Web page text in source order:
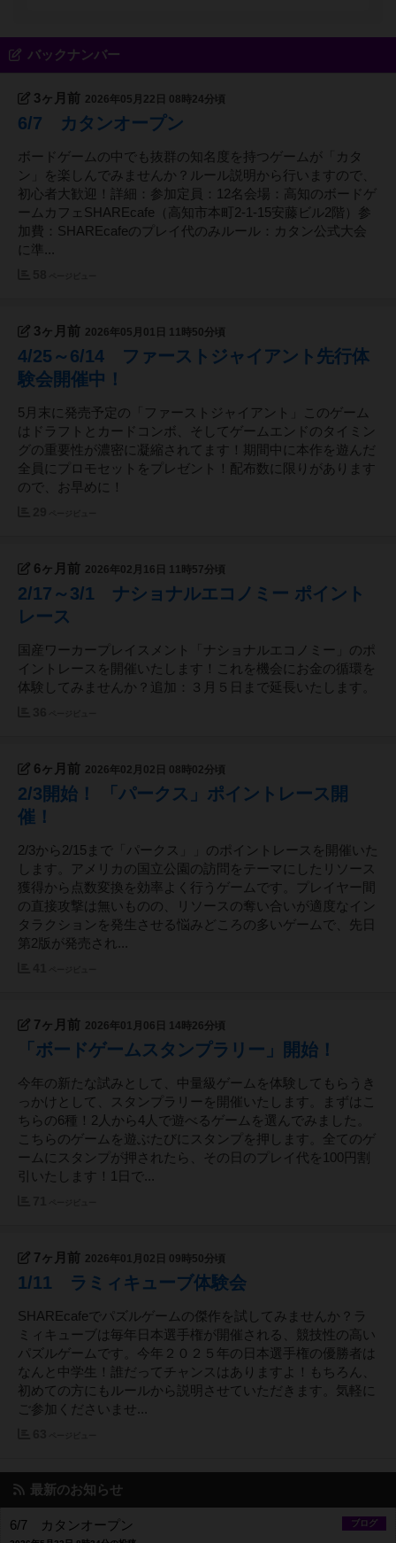
バックナンバー
3ヶ月前 2026年05月22日 08時24分頃
6/7 カタンオープン
ボードゲームの中でも抜群の知名度を持つゲームが「カタ
ン」を楽しんでみませんか？ルール説明から行いますので、
初心者大歓迎！詳細：参加定員：12名会場：高知のボードゲ
ームカフェSHAREcafe（高知市本町2-1-15安藤ビル2階）参
加費：SHAREcafeのプレイ代のみルール：カタン公式大会
に準...
3ヶ月前 2026年05月01日 11時50分頃
4/25～6/14 ファーストジャイアント先行体
験会開催中！
5月末に発売予定の「ファーストジャイアント」このゲーム
はドラフトとカードコンボ、そしてゲームエンドのタイミン
グの重要性が濃密に凝縮されてます！期間中に本作を遊んだ
全員にプロモセットをプレゼント！配布数に限りがあります
ので、お早めに！
6ヶ月前 2026年02月16日 11時57分頃
2/17～3/1 ナショナルエコノミー ポイント
レース
国産ワーカープレイスメント「ナショナルエコノミー」のポ
イントレースを開催いたします！これを機会にお金の循環を
体験してみませんか？追加：３月５日まで延長いたします。
6ヶ月前 2026年02月02日 08時02分頃
2/3開始！ 「パークス」ポイントレース開
催！
2/3から2/15まで「パークス」」のポイントレースを開催いた
します。アメリカの国立公園の訪問をテーマにしたリソース
獲得から点数変換を効率よく行うゲームです。プレイヤー間
の直接攻撃は無いものの、リソースの奪い合いが適度なイン
タラクションを発生させる悩みどころの多いゲームで、先日
第2版が発売され...
7ヶ月前 2026年01月06日 14時26分頃
「ボードゲームスタンプラリー」開始！
今年の新たな試みとして、中量級ゲームを体験してもらうき
っかけとして、スタンプラリーを開催いたします。まずはこ
ちらの6種！2人から4人で遊べるゲームを選んでみました。
こちらのゲームを遊ぶたびにスタンプを押します。全てのゲ
ームにスタンプが押されたら、その日のプレイ代を100円割
引いたします！1日で...
7ヶ月前 2026年01月02日 09時50分頃
1/11 ラミィキューブ体験会
SHAREcafeでパズルゲームの傑作を試してみませんか？ラ
ミィキューブは毎年日本選手権が開催される、競技性の高い
パズルゲームです。今年２０２５年の日本選手権の優勝者は
なんと中学生！誰だってチャンスはありますよ！もちろん、
初めての方にもルールから説明させていただきます。気軽に
ご参加くださいませ...
最新のお知らせ
ブログ
6/7 カタンオープン